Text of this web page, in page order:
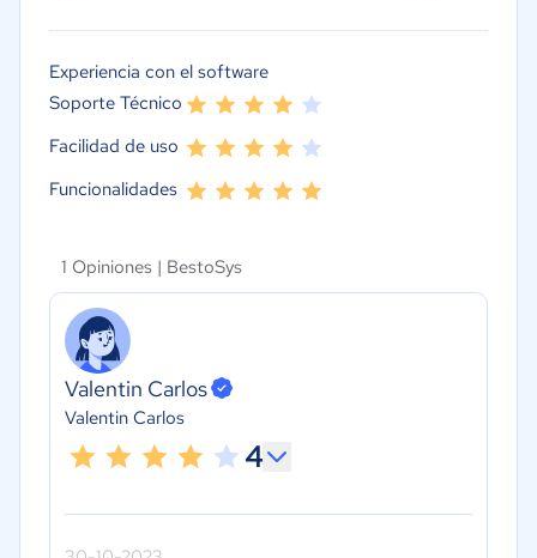
Experiencia con el software
Soporte Técnico
Facilidad de uso
Funcionalidades
1 Opiniones | BestoSys
Valentin Carlos
Valentin Carlos
4